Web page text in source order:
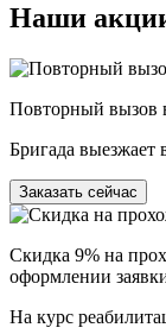
Наши
Повторный вызов
Бригада выезжает
Заказать сейчас
Скидка 9% на
оформлении
На курс